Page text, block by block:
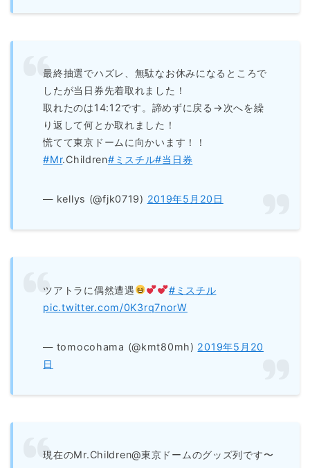
最終抽選でハズレ、無駄なお休みになるところで
したが当日券先着取れました！
取れたのは14:12です。諦めずに戻る→次へを繰
り返して何とか取れました！
慌てて東京ドームに向かいます！！
#Mr.Children#ミスチル#当日券
— kellys (@fjk0719) 2019年5月20日
ツアトラに偶然遭遇
#ミスチル
pic.twitter.com/0K3rq7norW
— tomocohama (@kmt80mh) 2019年5月20
日
現在のMr.Children@東京ドームのグッズ列です〜